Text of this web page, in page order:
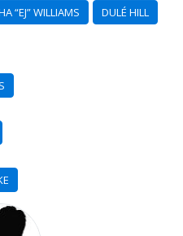
“EJ” WILLIAMS
DULÉ HILL